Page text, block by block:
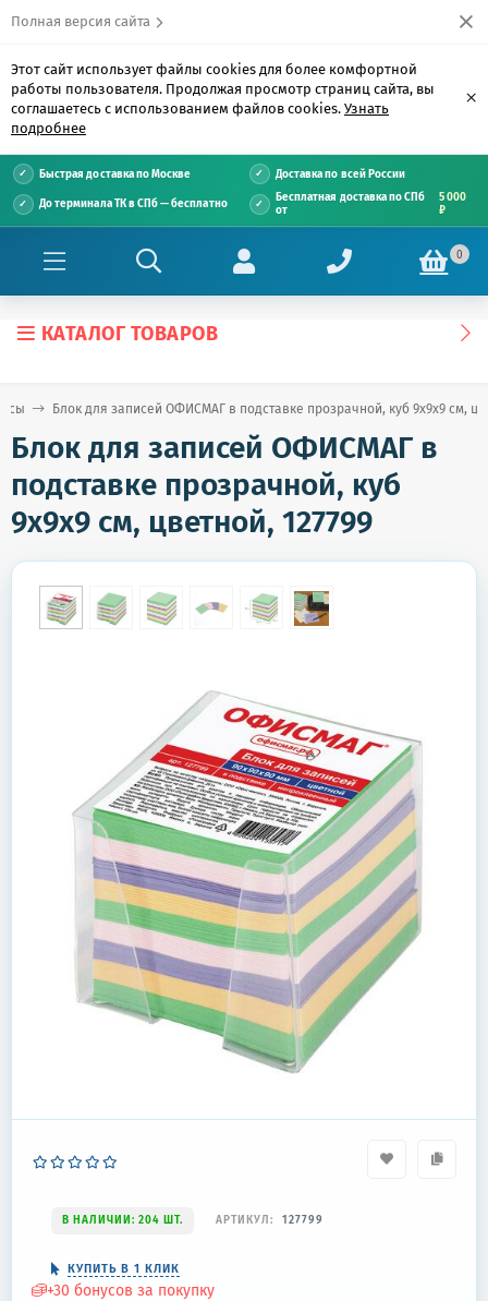
Полная версия сайта
Этот сайт использует файлы cookies для более комфортной
работы пользователя. Продолжая просмотр страниц сайта, вы
соглашаетесь с использованием файлов cookies. Узнать
подробнее
×
Быстрая доставка по Москве Доставка по всей России
До терминала ТК в СПб — бесплатно
Бесплатная доставка по СПб
от
5 000
₽
0
КАТАЛОГ ТОВАРОВ
Блок для записей ОФИСМАГ в подставке прозрачной, куб 9х9х9 см,
Блок для записей ОФИСМАГ в
подставке прозрачной, куб
9х9х9 см, цветной, 127799
В НАЛИЧИИ: 204 ШТ. АРТИКУЛ: 127799
КУПИТЬ В 1 КЛИК
+30 бонусов за покупку